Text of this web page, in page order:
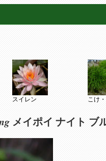
スイレン こけ
メイポイ ナイト ブ